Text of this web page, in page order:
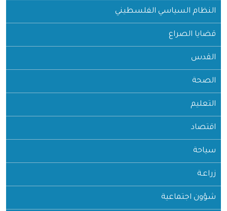
النظام السياسي الفلسطيني
قضايا الصراع
القدس
الصحة
التعليم
اقتصاد
سياحة
زراعـة
شؤون اجتماعية